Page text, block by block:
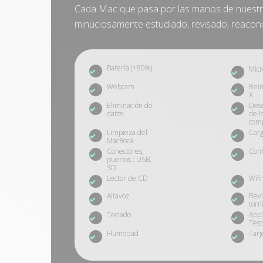
Cada Mac que pasa por las manos de
minuciosamente estudiado, revisado,
Batería (+80%)
Webcam
X
Eliminación de
datos
de
Limpieza del
MacBook
Conectores,
puertos : USB,
SD...
Lector de CD
Wifi
Altavoz
Teclado
Humedad